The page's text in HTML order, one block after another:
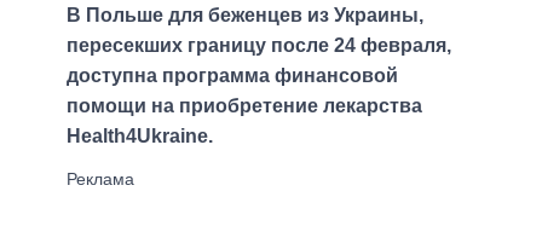
В Польше для беженцев из Украины,
пересекших границу после 24 февраля,
доступна программа финансовой
помощи на приобретение лекарства
Health4Ukraine.